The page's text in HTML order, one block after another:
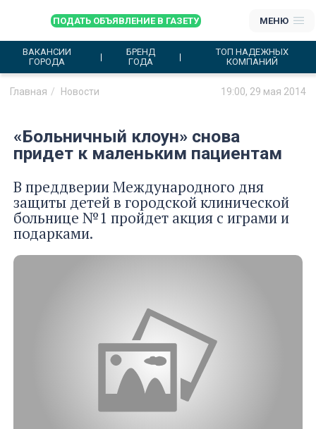
ПОДАТЬ ОБЪЯВЛЕНИЕ В ГАЗЕТУ МЕНЮ
ВАКАНСИИ
ГОРОДА
БРЕНД
ГОДА
ТОП НАДЕЖНЫХ
КОМПАНИЙ
Главная Новости 19:00, 29 мая 2014
«Больничный клоун» снова
придет к маленьким пациентам
В преддверии Международного дня
защиты детей в городской клинической
больнице №1 пройдет акция с играми и
подарками.